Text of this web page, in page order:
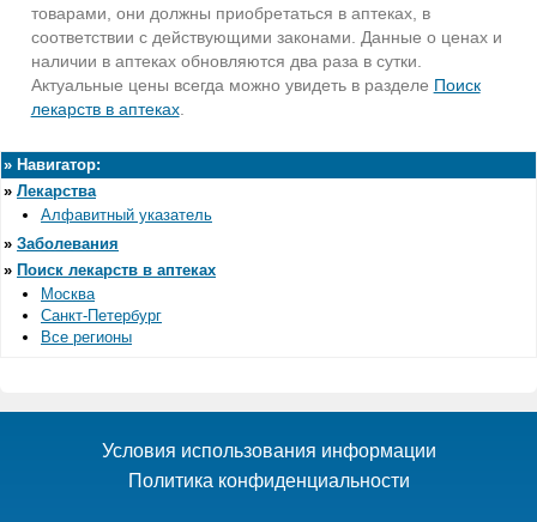
товарами, они должны приобретаться в аптеках, в
соответствии с действующими законами. Данные о ценах и
наличии в аптеках обновляются два раза в сутки.
Актуальные цены всегда можно увидеть в разделе Поиск
лекарств в аптеках.
» Навигатор:
» Лекарства
Алфавитный указатель
» Заболевания
» Поиск лекарств в аптеках
Москва
Санкт-Петербург
Все регионы
Условия использования информации
Политика конфиденциальности